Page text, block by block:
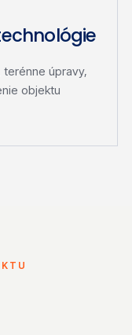
úpravy,
objektu